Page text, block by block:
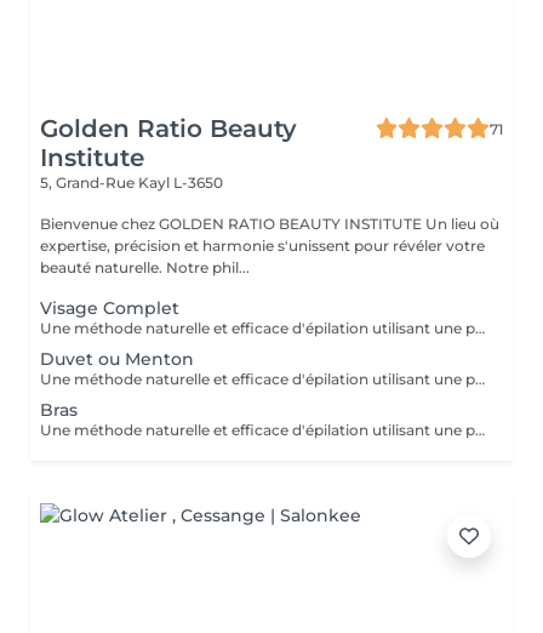
Golden Ratio Beauty
Institute
71
5, Grand-Rue Kayl L-3650
Bienvenue chez GOLDEN RATIO BEAUTY INSTITUTE Un lieu où
expertise, précision et harmonie s'unissent pour révéler votre
beauté naturelle. Notre phil...
Visage Complet
Une méthode naturelle et efficace d'épilation utilisant une pâte à base de sucre, eau et citron, idéale pour tous types de peaux, même sensibles. Bénéfices : moins douloureuse, réduit les risques d'irritation et respecte la peau. Résultat : une peau douce et nette, avec une repousse plus lente. Une épilation douce, écologique et respectueuse de votre peau.
Duvet ou Menton
Une méthode naturelle et efficace d'épilation utilisant une pâte à base de sucre, eau et citron, idéale pour tous types de peaux, même sensibles. Bénéfices : moins douloureuse, réduit les risques d'irritation et respecte la peau. Résultat : une peau douce et nette, avec une repousse plus lente. Une épilation douce, écologique et respectueuse de votre peau.
Bras
Une méthode naturelle et efficace d'épilation utilisant une pâte à base de sucre, eau et citron, idéale pour tous types de peaux, même sensibles. Bénéfices : moins douloureuse, réduit les risques d'irritation et respecte la peau. Résultat : une peau douce et nette, avec une repousse plus lente. Une épilation douce, écologique et respectueuse de votre peau.